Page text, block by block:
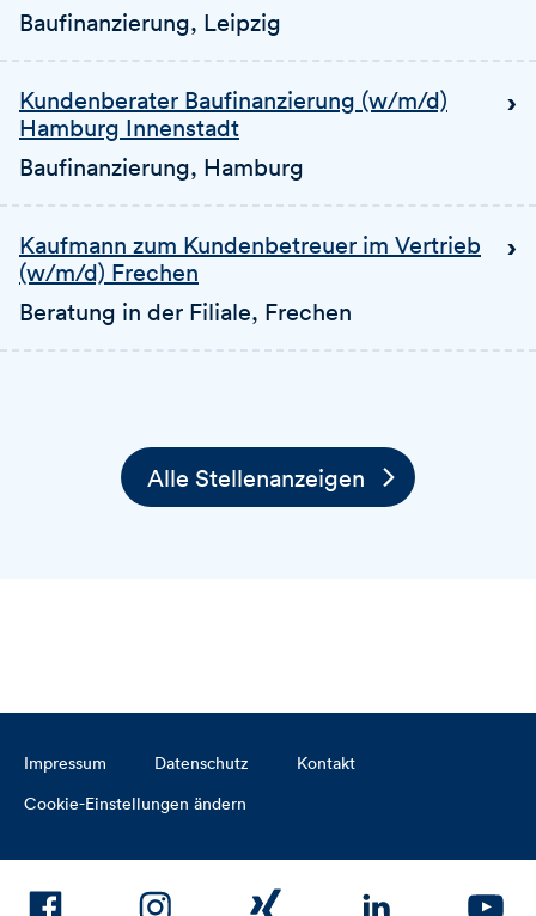
Baufinanzierung, Leipzig
Kundenberater Baufinanzierung (w/m/d)
Hamburg Innenstadt
Baufinanzierung, Hamburg
Kaufmann zum Kundenbetreuer im Vertrieb
(w/m/d) Frechen
Beratung in der Filiale, Frechen
Alle Stellenanzeigen
Impressum Datenschutz
Kontakt
Cookie-Einstellungen ändern